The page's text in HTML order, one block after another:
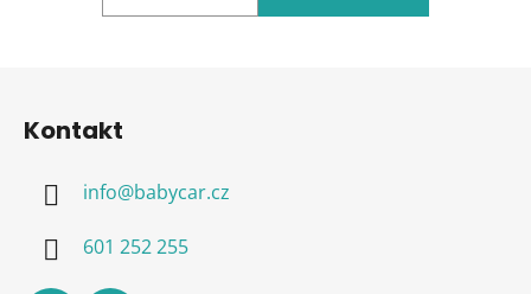
Kontakt
info@babycar.cz
601 252 255